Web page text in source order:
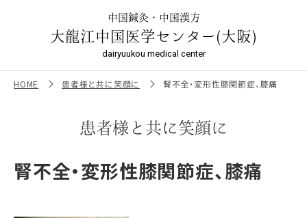
中国鍼灸・中国漢方
大龍江中国医学センター(大阪)
dairyuukou medical center
HOME 患者様と共に笑顔に 腎不全・変形性膝関節症、膝痛
患者様と共に笑顔に
腎不全・変形性膝関節症、膝痛